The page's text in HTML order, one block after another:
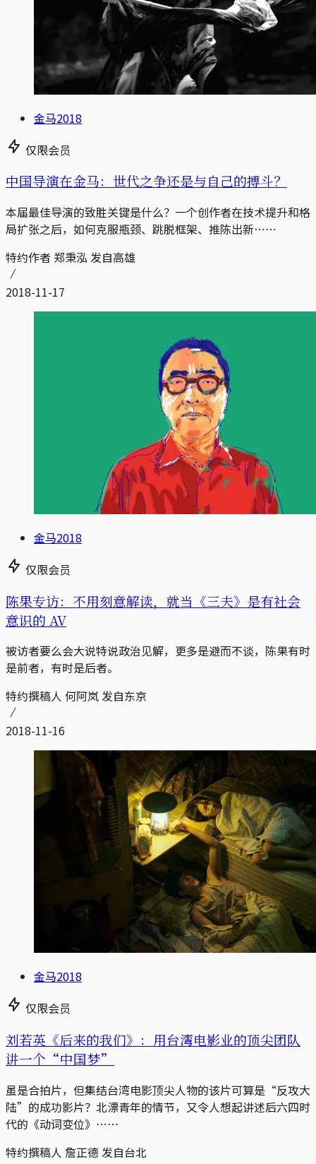
金马2018
仅限会员
中国导演在金马：世代之争还是与自己的搏斗？
本届最佳导演的致胜关键是什么？一个创作者在技术提升和格
局扩张之后，如何克服瓶颈、跳脱框架、推陈出新⋯⋯
特约作者 郑秉泓 发自高雄
2018-11-17
金马2018
仅限会员
陈果专访：不用刻意解读，就当《三夫》是有社会
意识的 AV
被访者要么会大说特说政治见解，更多是避而不谈，陈果有时
是前者，有时是后者。
特约撰稿人 何阿岚 发自东京
2018-11-16
金马2018
仅限会员
刘若英《后来的我们》：用台湾电影业的顶尖团队
讲一个“中国梦”
虽是合拍片，但集结台湾电影顶尖人物的该片可算是“反攻大
陆”的成功影片？北漂青年的情节，又令人想起讲述后六四时
代的《动词变位》⋯⋯
特约撰稿人 詹正德 发自台北